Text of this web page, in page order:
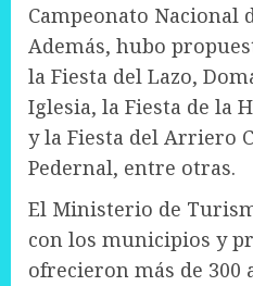
Campeonato Nacional
Además, hubo
la Fiesta del Lazo,
Iglesia, la Fiesta de la
y la Fiesta del Arriero
Pedernal, entre otras.
El Ministerio de
con los municipios y
ofrecieron más de 300